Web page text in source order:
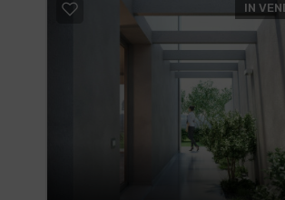
IN